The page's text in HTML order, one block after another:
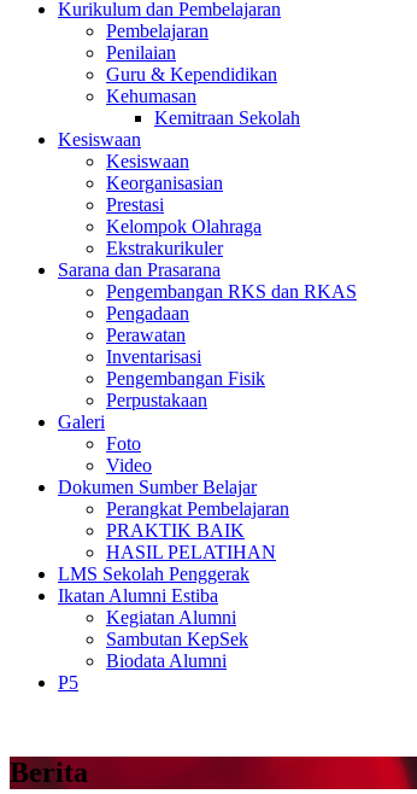
Kurikulum dan Pembelajaran
Pembelajaran
Penilaian
Guru & Kependidikan
Kehumasan
Kemitraan Sekolah
Kesiswaan
Kesiswaan
Keorganisasian
Prestasi
Kelompok Olahraga
Ekstrakurikuler
Sarana dan Prasarana
Pengembangan RKS dan RKAS
Pengadaan
Perawatan
Inventarisasi
Pengembangan Fisik
Perpustakaan
Galeri
Foto
Video
Dokumen Sumber Belajar
Perangkat Pembelajaran
PRAKTIK BAIK
HASIL PELATIHAN
LMS Sekolah Penggerak
Ikatan Alumni Estiba
Kegiatan Alumni
Sambutan KepSek
Biodata Alumni
P5
Berita